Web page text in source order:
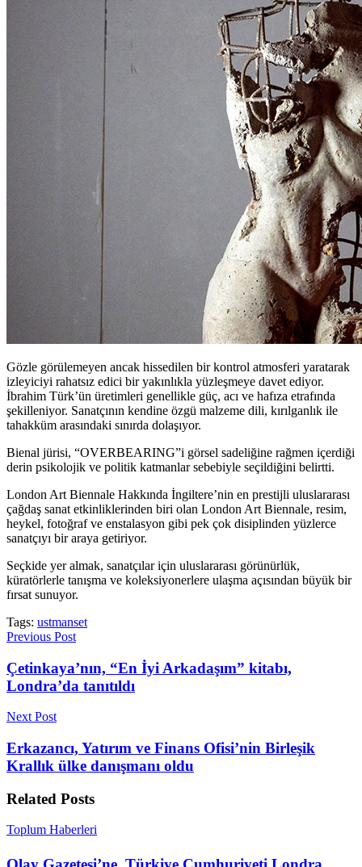
Gözle görülemeyen ancak hissedilen bir kontrol atmosferi yaratarak
izleyiciyi rahatsız edici bir yakınlıkla yüzleşmeye davet ediyor.
İbrahim Türk’ün üretimleri genellikle güç, acı ve hafıza etrafında
şekilleniyor. Sanatçının kendine özgü malzeme dili, kırılganlık ile
tahakküm arasındaki sınırda dolaşıyor.
Bienal jürisi, “OVERBEARING”i görsel sadeliğine rağmen içerdiği
derin psikolojik ve politik katmanlar sebebiyle seçildiğini belirtti.
London Art Biennale Hakkında İngiltere’nin en prestijli uluslararası
çağdaş sanat etkinliklerinden biri olan London Art Biennale, resim,
heykel, fotoğraf ve enstalasyon gibi pek çok disiplinden yüzlerce
sanatçıyı bir araya getiriyor.
Seçkide yer almak, sanatçılar için uluslararası görünürlük,
küratörlerle tanışma ve koleksiyonerlere ulaşma açısından büyük bir
fırsat sunuyor.
Tags: ustmanset
Previous Post
Çetinkaya’nın, “En İyi Arkadaşım” kitabı,
Londra’da tanıtıldı
Next Post
Erkazancı, Yatırım ve Finans Ofisi’nin Birleşik
Krallık ülke danışmanı oldu
Related Posts
Toplum Haberleri